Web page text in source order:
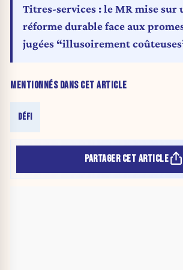
MENTIONNÉS DANS CET ARTICLE
DÉFI
Titres-services : le MR mise sur
réforme durable face aux
jugées “illusoirement
PARTAGER CET ARTICLE